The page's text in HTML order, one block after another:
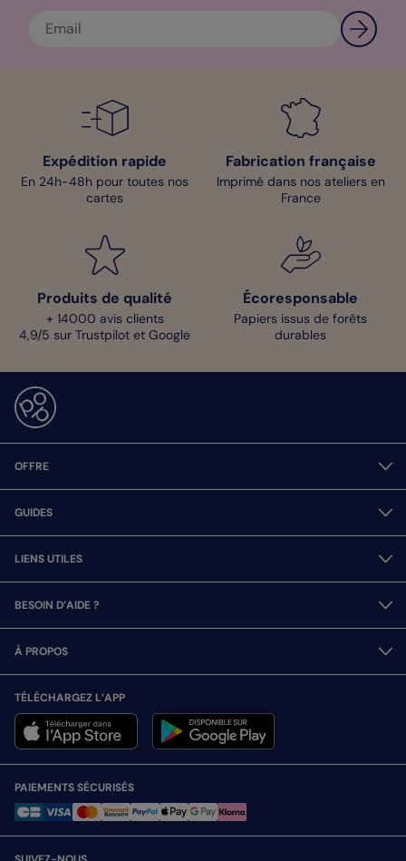
Expédition rapide
En 24h-48h pour toutes nos
cartes
Fabrication française
Imprimé dans nos ateliers en
France
Produits de qualité
+ 14000 avis clients
4,9/5 sur Trustpilot et Google
Écoresponsable
Papiers issus de forêts
durables
OFFRE
GUIDES
LIENS UTILES
BESOIN D’AIDE ?
À PROPOS
TÉLÉCHARGEZ L’APP
PAIEMENTS SÉCURISÉS